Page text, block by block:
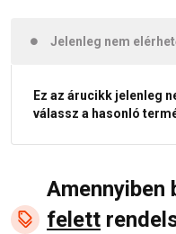
Jelenleg nem
Ez az árucikk jelenleg
válassz a hasonló
Amennyiben
felett